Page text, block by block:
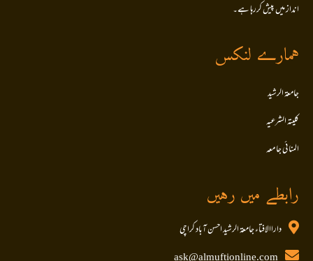
انداز میں پیش کررہا ہے۔
ہمارے لنکس
جامعۃ الرشید
کلیتہ الشرعیہ
المنا ئی جا معہ
رابطے میں رہیں
داراالافتاء جامعۃ الرشید احسن آباد کراچی